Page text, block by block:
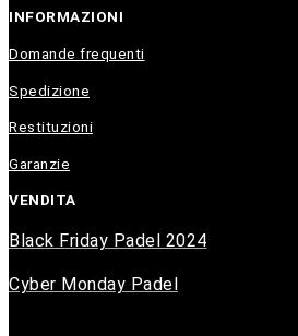
INFORMAZIONI
Domande frequenti
Spedizione
Restituzioni
Garanzie
VENDITA
Black Friday Padel 2024
Cyber Monday Padel